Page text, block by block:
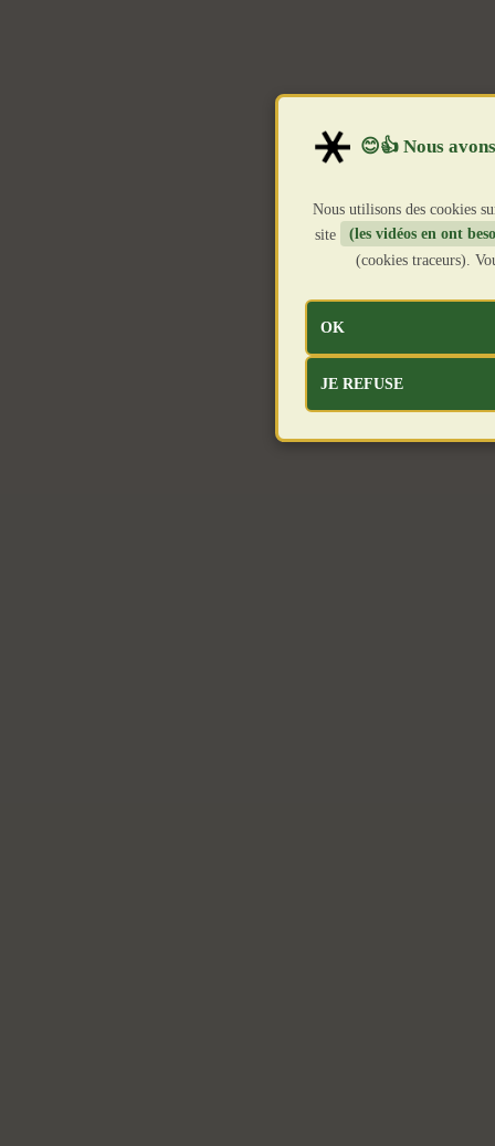
Nous utilisons des cookies
site
(les vidéos en ont
(cookies traceurs).
OK
JE REFUSE